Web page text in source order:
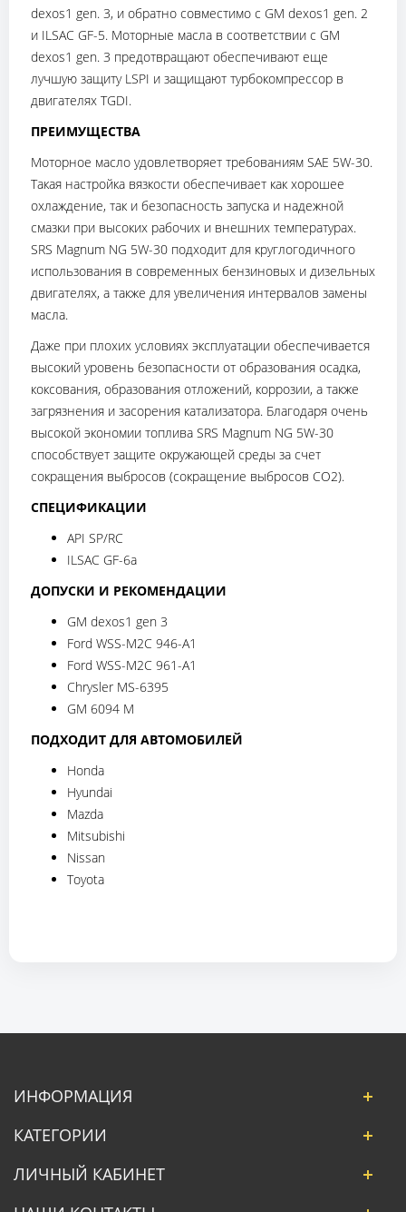
dexos1 gen. 3, и обратно совместимо с GM dexos1 gen. 2
и ILSAC GF-5. Моторные масла в соответствии с GM
dexos1 gen. 3 предотвращают обеспечивают еще
лучшую защиту LSPI и защищают турбокомпрессор в
двигателях TGDI.
ПРЕИМУЩЕСТВА
Моторное масло удовлетворяет требованиям SAE 5W-30.
Такая настройка вязкости обеспечивает как хорошее
охлаждение, так и безопасность запуска и надежной
смазки при высоких рабочих и внешних температурах.
SRS Magnum NG 5W-30 подходит для круглогодичного
использования в современных бензиновых и дизельных
двигателях, а также для увеличения интервалов замены
масла.
Даже при плохих условиях эксплуатации обеспечивается
высокий уровень безопасности от образования осадка,
коксования, образования отложений, коррозии, а также
загрязнения и засорения катализатора. Благодаря очень
высокой экономии топлива SRS Magnum NG 5W-30
способствует защите окружающей среды за счет
сокращения выбросов (сокращение выбросов CO2).
СПЕЦИФИКАЦИИ
API SP/RC
ILSAC GF-6a
ДОПУСКИ И РЕКОМЕНДАЦИИ
GM dexos1 gen 3
Ford WSS-M2C 946-A1
Ford WSS-M2C 961-A1
Chrysler MS-6395
GM 6094 M
ПОДХОДИТ ДЛЯ АВТОМОБИЛЕЙ
Honda
Hyundai
Mazda
Mitsubishi
Nissan
Toyota
ИНФОРМАЦИЯ
КАТЕГОРИИ
ЛИЧНЫЙ КАБИНЕТ